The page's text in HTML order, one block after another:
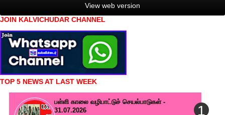
View web version
JOIN KALVICHUDAR CHANNEL
TOP 5 NEWS AT LAST WEEK
பள்ளி காலை வழிபாட்டுச் செயல்பாடுகள் -
31.07.2026